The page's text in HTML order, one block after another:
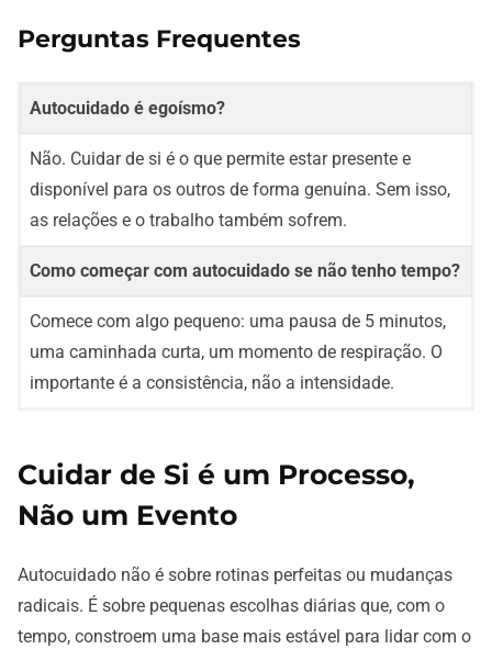
Perguntas Frequentes
Autocuidado é egoísmo?
Não. Cuidar de si é o que permite estar presente e
disponível para os outros de forma genuína. Sem isso,
as relações e o trabalho também sofrem.
Como começar com autocuidado se não tenho tempo?
Comece com algo pequeno: uma pausa de 5 minutos,
uma caminhada curta, um momento de respiração. O
importante é a consistência, não a intensidade.
Cuidar de Si é um Processo,
Não um Evento
Autocuidado não é sobre rotinas perfeitas ou mudanças
radicais. É sobre pequenas escolhas diárias que, com o
tempo, constroem uma base mais estável para lidar com o